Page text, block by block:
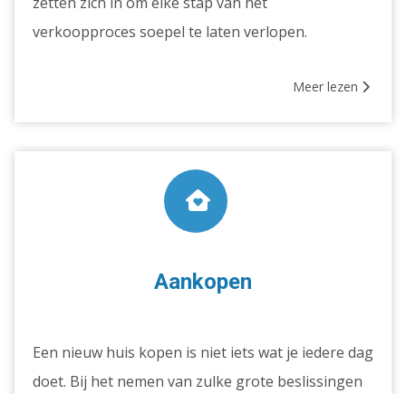
verkoopproces soepel te laten verlopen.
Meer lezen
Aankopen
Een nieuw huis kopen is niet iets wat je iedere dag
doet. Bij het nemen van zulke grote beslissingen